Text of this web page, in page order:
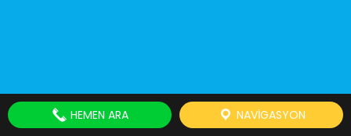
HEMEN ARA NAVIGASYON